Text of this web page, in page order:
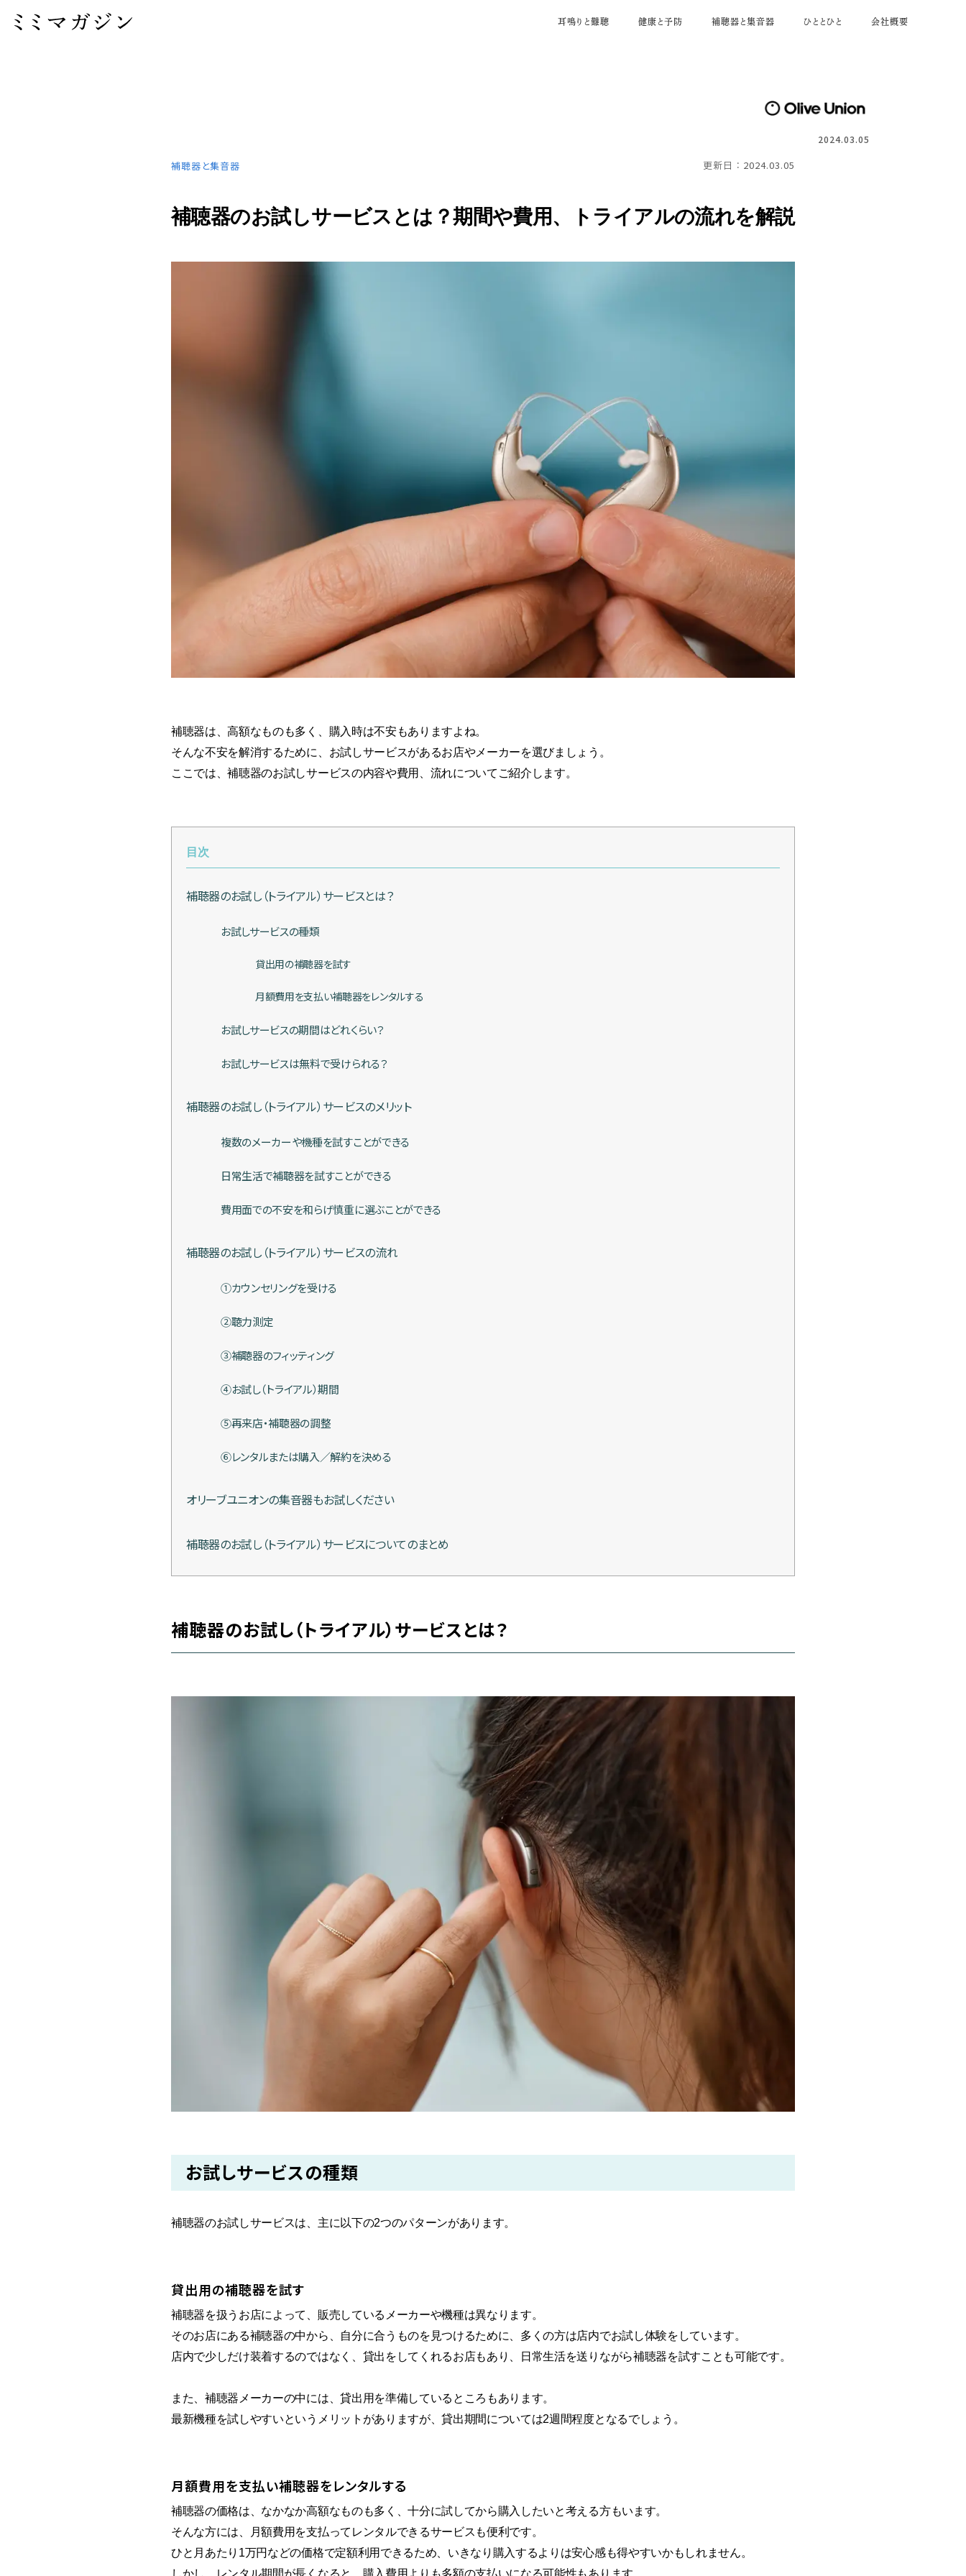
耳鳴りと難聴 健康と予防 補聴器と集音器 ひととひと 会社概要
ホーム＞ 補聴器のお試しサービスとは？期間や費用、トライアルの流れを解説
2024.03.05
補聴器と集音器 更新日： 2024.03.05
補聴器のお試しサービスとは？期間や費用、トライアルの流れを解説
補聴器は、高額なものも多く、購入時は不安もありますよね。
そんな不安を解消するために、お試しサービスがあるお店やメーカーを選びましょう。
ここでは、補聴器のお試しサービスの内容や費用、流れについてご紹介します。
目次
補聴器のお試し（トライアル）サービスとは？
お試しサービスの種類
貸出用の補聴器を試す
月額費用を支払い補聴器をレンタルする
お試しサービスの期間はどれくらい？
お試しサービスは無料で受けられる？
補聴器のお試し（トライアル）サービスのメリット
複数のメーカーや機種を試すことができる
日常生活で補聴器を試すことができる
費用面での不安を和らげ慎重に選ぶことができる
補聴器のお試し（トライアル）サービスの流れ
①カウンセリングを受ける
②聴力測定
③補聴器のフィッティング
④お試し（トライアル）期間
⑤再来店・補聴器の調整
⑥レンタルまたは購入／解約を決める
オリーブユニオンの集音器もお試しください
補聴器のお試し（トライアル）サービスについてのまとめ
補聴器のお試し（トライアル）サービスとは？
お試しサービスの種類
補聴器のお試しサービスは、主に以下の2つのパターンがあります。
貸出用の補聴器を試す
補聴器を扱うお店によって、販売しているメーカーや機種は異なります。
そのお店にある補聴器の中から、自分に合うものを見つけるために、多くの方は店内でお試し体験をしています。
店内で少しだけ装着するのではなく、貸出をしてくれるお店もあり、日常生活を送りながら補聴器を試すことも可能です。
また、補聴器メーカーの中には、貸出用を準備しているところもあります。
最新機種を試しやすいというメリットがありますが、貸出期間については2週間程度となるでしょう。
月額費用を支払い補聴器をレンタルする
補聴器の価格は、なかなか高額なものも多く、十分に試してから購入したいと考える方もいます。
そんな方には、月額費用を支払ってレンタルできるサービスも便利です。
ひと月あたり1万円などの価格で定額利用できるため、いきなり購入するよりは安心感も得やすいかもしれません。